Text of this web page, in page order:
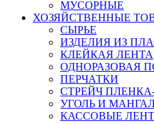
МУСОРНЫЕ
ХОЗЯЙСТВЕННЫЕ
СЫРЬЕ
ИЗДЕЛИЯ ИЗ
КЛЕЙКАЯ ЛЕНТА
ОДНОРАЗОВАЯ
ПЕРЧАТКИ
СТРЕЙЧ ПЛЕНКА-
УГОЛЬ И
КАССОВЫЕ